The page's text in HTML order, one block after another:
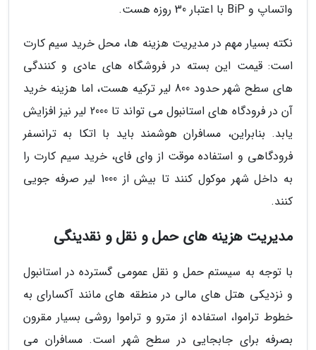
واتساپ و BiP با اعتبار 30 روزه هست.
نکته بسیار مهم در مدیریت هزینه ها، محل خرید سیم کارت
است: قیمت این بسته در فروشگاه های عادی و کنندگی
های سطح شهر حدود 800 لیر ترکیه هست، اما هزینه خرید
آن در فرودگاه های استانبول می تواند تا 2000 لیر نیز افزایش
یابد. بنابراین، مسافران هوشمند باید با اتکا به ترانسفر
فرودگاهی و استفاده موقت از وای فای، خرید سیم کارت را
به داخل شهر موکول کنند تا بیش از 1000 لیر صرفه جویی
کنند.
مدیریت هزینه های حمل و نقل و نقدینگی
با توجه به سیستم حمل و نقل عمومی گسترده در استانبول
و نزدیکی هتل های مالی در منطقه های مانند آکسارای به
خطوط تراموا، استفاده از مترو و تراموا روشی بسیار مقرون
بصرفه برای جابجایی در سطح شهر است. مسافران می